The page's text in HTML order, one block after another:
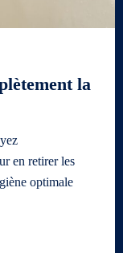
la
en retirer les
optimale